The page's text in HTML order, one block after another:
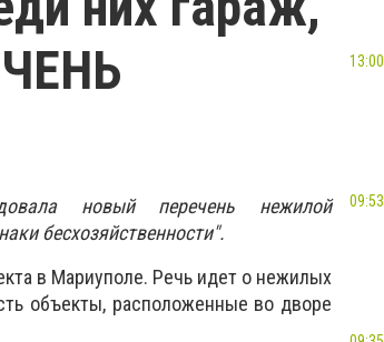
новый перечень нежилой
бесхозяйственности".
в Мариуполе. Речь идет о нежилых
объекты, расположенные во дворе
13:00
09:53